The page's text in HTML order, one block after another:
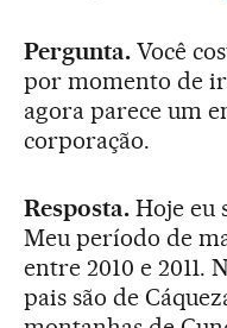
Pergunta.Você
por momento de
agora parece um
corporação.
Resposta.Hoje eu
Meu período de
entre 2010 e 2011.
pais são de